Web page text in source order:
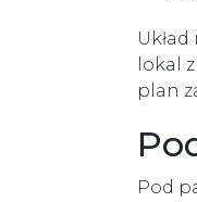
lokal
plan
Pod